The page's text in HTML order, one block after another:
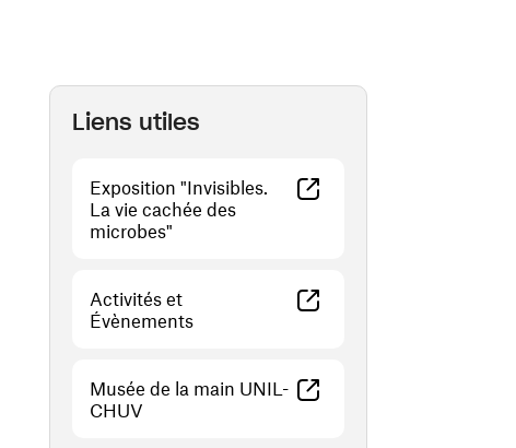
Liens utiles
Exposition "Invisibles.
La vie cachée des
microbes"
Activités et
Évènements(ouvre une nouvelle fenêtre)
Musée de la main UNIL-
CHUV